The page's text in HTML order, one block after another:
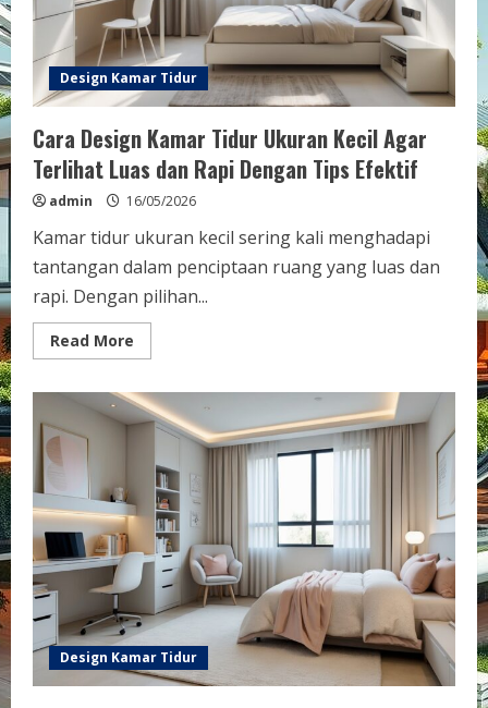
Design Kamar Tidur
Cara Design Kamar Tidur Ukuran Kecil Agar
Terlihat Luas dan Rapi Dengan Tips Efektif
admin 16/05/2026
Kamar tidur ukuran kecil sering kali menghadapi
tantangan dalam penciptaan ruang yang luas dan
rapi. Dengan pilihan...
Read More
more
Design
Kamar
Tidur
Ukuran
Kecil
Agar
Terlihat
Luas
dan
Rapi
Dengan
Tips
Efektif
Design Kamar Tidur